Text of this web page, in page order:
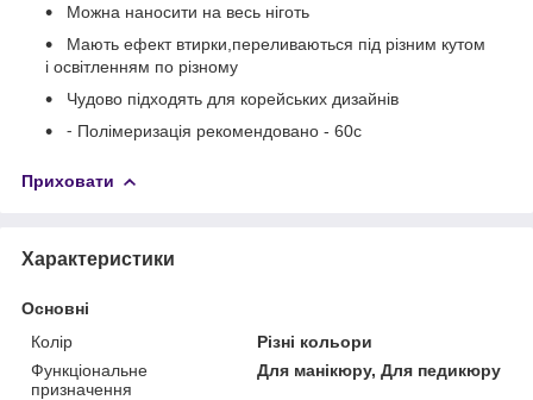
Можна наносити на весь ніготь
Мають ефект втирки,переливаються під різним кутом
і освітленням по різному
Чудово підходять для корейських дизайнів
⁃ Полімеризація рекомендовано - 60с
Приховати
Характеристики
Основні
Колір
Різні кольори
Функціональне
призначення
Для манікюру, Для педикюру